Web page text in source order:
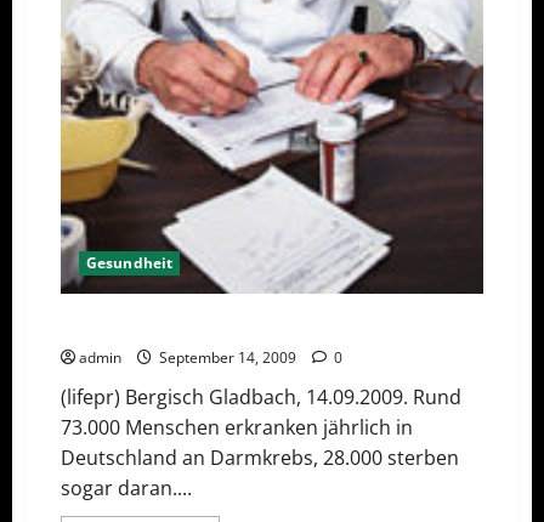
Gesundheit
admin September 14, 2009 0
(lifepr) Bergisch Gladbach, 14.09.2009. Rund
73.000 Menschen erkranken jährlich in
Deutschland an Darmkrebs, 28.000 sterben
sogar daran....